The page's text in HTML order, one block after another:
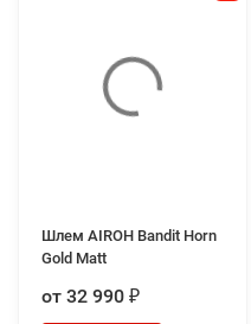
Шлем AIROH Bandit Horn
Gold Matt
от 32 990 ₽